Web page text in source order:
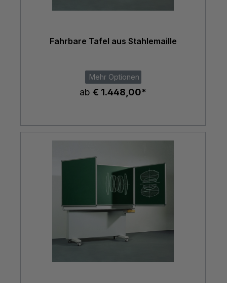
Fahrbare Tafel aus Stahlemaille
Mehr Optionen
ab € 1.448,00*